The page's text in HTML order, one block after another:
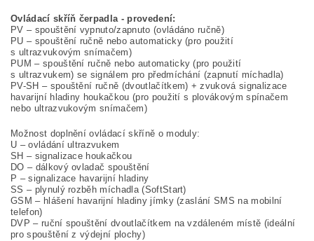
Ovládací skříň čerpadla - provedení:
PV – spouštění vypnuto/zapnuto (ovládáno ručně)
PU – spouštění ručně nebo automaticky (pro použití
s ultrazvukovým snímačem)
PUM – spouštění ručně nebo automaticky (pro použití
s ultrazvukem) se signálem pro předmíchání (zapnutí míchadla)
PV-SH – spouštění ručně (dvoutlačítkem) + zvuková signalizace
havarijní hladiny houkačkou (pro použití s plovákovým spínačem
nebo ultrazvukovým snímačem)
Možnost doplnění ovládací skříně o moduly:
U – ovládání ultrazvukem
SH – signalizace houkačkou
DO – dálkový ovladač spouštění
P – signalizace havarijní hladiny
SS – plynulý rozběh míchadla (SoftStart)
GSM – hlášení havarijní hladiny jímky (zaslání SMS na mobilní
telefon)
DVP – ruční spouštění dvoutlačítkem na vzdáleném místě (ideální
pro spouštění z výdejní plochy)